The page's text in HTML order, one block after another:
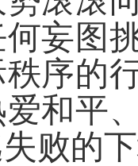
妄图
序的
爱和平
败的